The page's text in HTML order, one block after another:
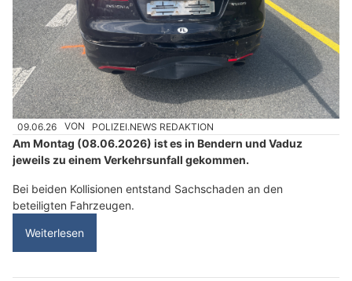
09.06.26 VON POLIZEI.NEWS REDAKTION
Am Montag (08.06.2026) ist es in Bendern und Vaduz
jeweils zu einem Verkehrsunfall gekommen.
Bei beiden Kollisionen entstand Sachschaden an den
beteiligten Fahrzeugen.
Weiterlesen